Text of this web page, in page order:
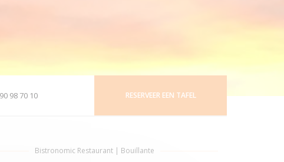
98 70 10 RESERVEER EEN TAFEL
Bistronomic Restaurant | Bouillante